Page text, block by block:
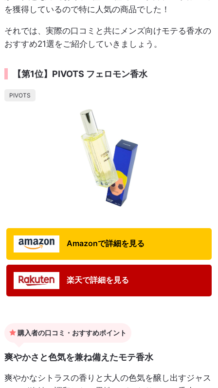
を獲得しているので特に人気の商品でした！
それでは、実際の口コミと共にメンズ向けモテる香水の
おすすめ21選をご紹介していきましょう。
【第1位】PIVOTS フェロモン香水
PIVOTS
Amazonで詳細を見る
楽天で詳細を見る
購入者の口コミ・おすすめポイント
爽やかさと色気を兼ね備えたモテ香水
爽やかなシトラスの香りと大人の色気を醸し出すジャス